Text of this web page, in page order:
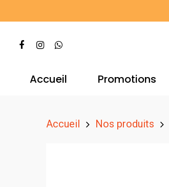
Accueil Promotions
Accueil Nos produits